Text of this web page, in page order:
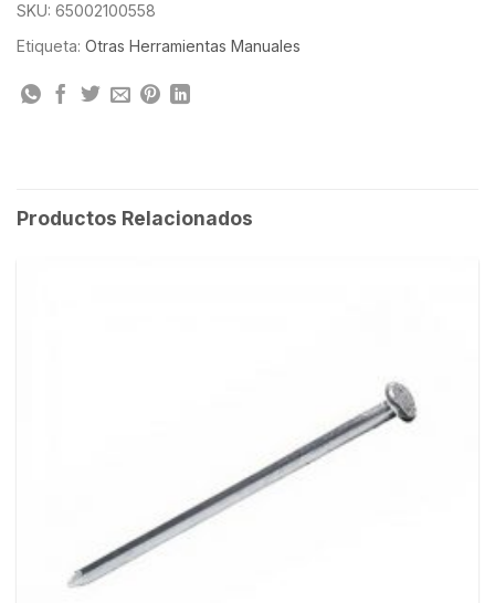
SKU: 65002100558
Etiqueta: Otras Herramientas Manuales
Productos Relacionados